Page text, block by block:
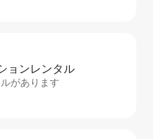
ョ⁠ンレ⁠ン⁠タ⁠ル
があります